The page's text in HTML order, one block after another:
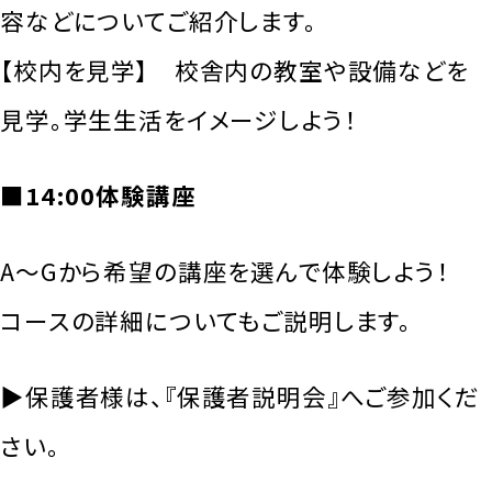
容などについてご紹介します。
【校内を見学】 校舎内の教室や設備などを
見学。学生生活をイメージしよう！
■14:00体験講座
A～Gから希望の講座を選んで体験しよう！
コースの詳細についてもご説明します。
▶保護者様は、『保護者説明会』へご参加くだ
さい。